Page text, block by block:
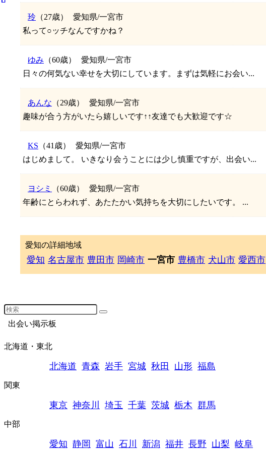
玲 （27歳）
愛知県/一宮市
私って○ッチなんですかね？
ゆみ （60歳）
愛知県/一宮市
日々の何気ない幸せを大切にしています。まずは気軽にお会い...
あんな （29歳）
愛知県/一宮市
趣味が合う方がいたら嬉しいです↑↑友達でも大歓迎です☆
KS （41歳）
愛知県/一宮市
はじめまして。 いきなり会うことには少し慎重ですが、出会い...
ヨシミ （60歳）
愛知県/一宮市
年齢にとらわれず、あたたかい気持ちを大切にしたいです。 ...
愛知の詳細地域
愛知 名古屋市 豊田市 岡崎市 一宮市 豊橋市 犬山市 愛西市
出会い掲示板
北海道・東北
北海道 青森 岩手 宮城 秋田 山形 福島
関東
東京 神奈川 埼玉 千葉 茨城 栃木 群馬
中部
愛知 静岡 富山 石川 新潟 福井 長野 山梨 岐阜